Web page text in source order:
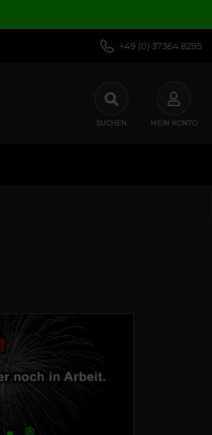
+49 (0) 37364 8295
SUCHEN MEIN KONTO